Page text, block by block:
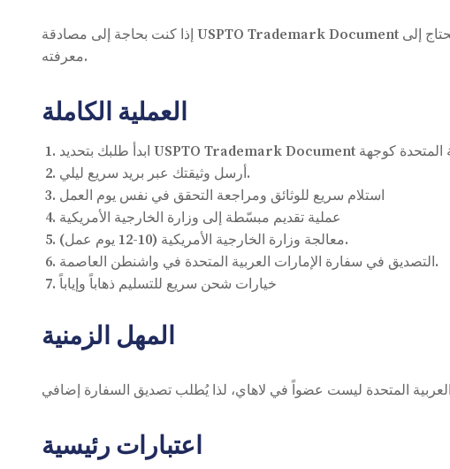
إذا كنت بحاجة إلى مصادقة USPTO Trademark Document الخاص بك للاستخدام في الإمارات العربية المتحدة وتريد خدمة سريع التسليم، يغطي هذا الدليل العملية الكاملة والمهل وما تحتاج إلى
معرفته.
العملية الكاملة
أرسل وثيقتك عبر بريد سريع ليلي.
استلام سريع للوثائق ومراجعة التحقق في نفس يوم العمل
عملية تقديم مبسّطة إلى وزارة الخارجية الأمريكية
معالجة وزارة الخارجية الأمريكية (10-12 يوم عمل).
التصديق في سفارة الإمارات العربية المتحدة في واشنطن العاصمة.
خيارات شحن سريع للتسليم ذهاباً وإياباً
المهل الزمنية
اعتبارات رئيسية